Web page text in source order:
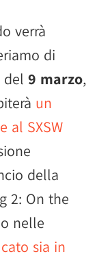
verrà
di
del 9 marzo,
un
al SXSW
della
2: On the
nelle
sia in